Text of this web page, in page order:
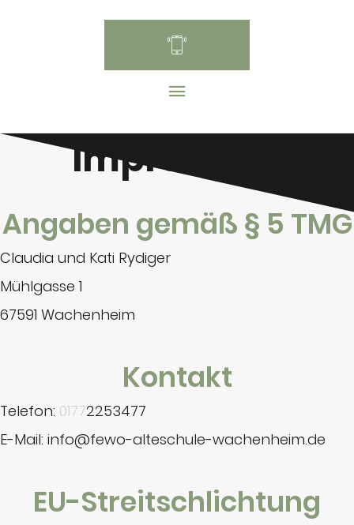
Impressum
Angaben gemäß § 5 TMG
Claudia und Kati Rydiger
Mühlgasse 1
67591 Wachenheim
Kontakt
Telefon: 01772253477
E-Mail: info@fewo-alteschule-wachenheim.de
EU-Streitschlichtung